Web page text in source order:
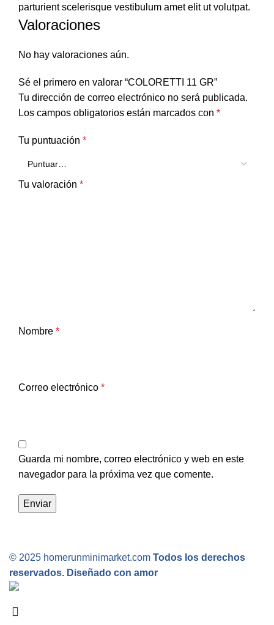
parturient scelerisque vestibulum amet elit ut volutpat.
Valoraciones
No hay valoraciones aún.
Sé el primero en valorar “COLORETTI 11 GR”
Tu dirección de correo electrónico no será publicada.
Los campos obligatorios están marcados con *
Tu puntuación *
Tu valoración *
Nombre *
Correo electrónico *
Guarda mi nombre, correo electrónico y web en este
navegador para la próxima vez que comente.
© 2025 homerunminimarket.com Todos los derechos
reservados. Diseñado con amor